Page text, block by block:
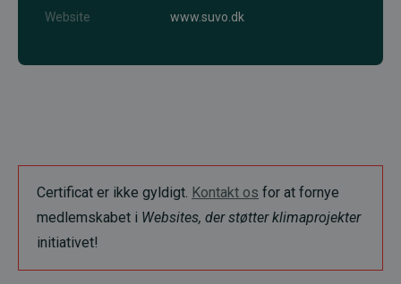
Website
www.suvo.dk
Certificat er ikke gyldigt. Kontakt os for at fornye
medlemskabet i Websites, der støtter klimaprojekter
initiativet!